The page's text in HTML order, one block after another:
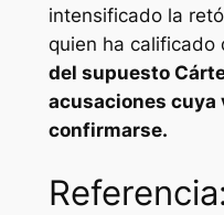
intensificado la
quien ha calificado
del supuesto
acusaciones cuya
confirmarse.